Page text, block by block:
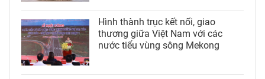
Hình thành trục kết nối, giao
thương giữa Việt Nam với các
nước tiểu vùng sông Mekong